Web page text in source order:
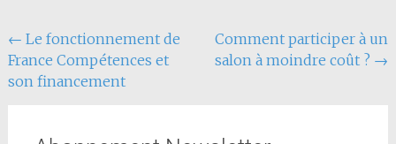
← Le fonctionnement de
France Compétences et
son financement
Comment participer à un
salon à moindre coût ? →